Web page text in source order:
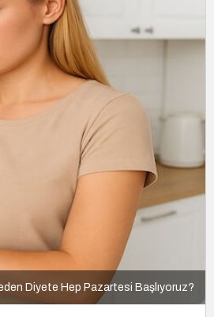
Diyete Hep Pazartesi Başlıyoruz?